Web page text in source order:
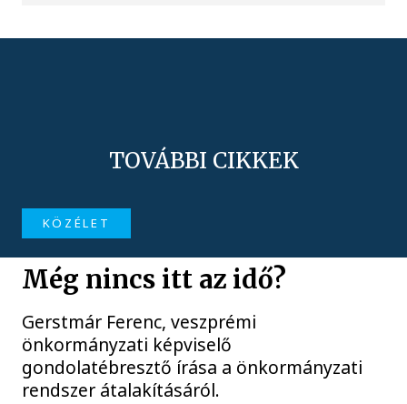
TOVÁBBI CIKKEK
KÖZÉLET
Még nincs itt az idő?
Gerstmár Ferenc, veszprémi
önkormányzati képviselő
gondolatébresztő írása a önkormányzati
rendszer átalakításáról.